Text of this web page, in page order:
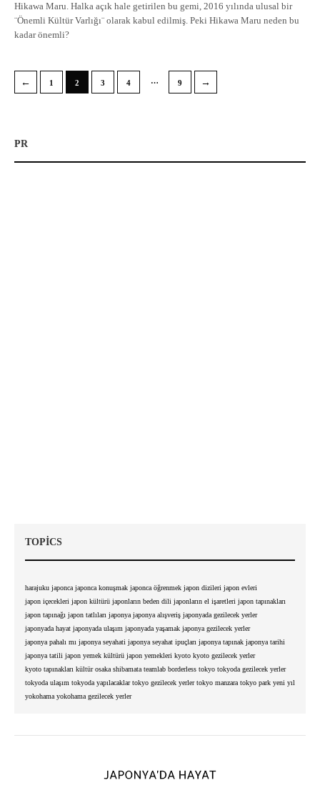
Hikawa Maru. Halka açık hale getirilen bu gemi, 2016 yılında ulusal bir
¨Önemli Kültür Varlığı¨ olarak kabul edilmiş. Peki Hikawa Maru neden bu
kadar önemli?
← 1 2 3 4 … 9 →
PR
TOPICS
harajuku japonca japonca konuşmak japonca öğrenmek japon dizileri japon evleri
japon içecekleri japon kültürü japonların beden dili japonların el işaretleri japon tapınakları
japon tapınağı japon tatlıları japonya japonya alışveriş japonyada gezilecek yerler
japonyada hayat japonyada ulaşım japonyada yaşamak japonya gezilecek yerler
japonya pahalı mı japonya seyahati japonya seyahat ipuçları japonya tapınak japonya tarihi
japonya tatili japon yemek kültürü japon yemekleri kyoto kyoto gezilecek yerler
kyoto tapınakları kültür osaka shibamata teamlab borderless tokyo tokyoda gezilecek yerler
tokyoda ulaşım tokyoda yapılacaklar tokyo gezilecek yerler tokyo manzara tokyo park yeni yıl
yokohama yokohama gezilecek yerler